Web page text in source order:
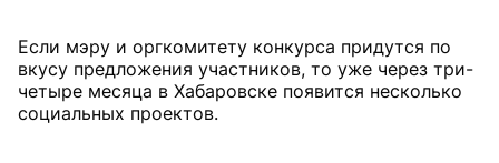
Если мэру и оргкомитету конкурса придутся по
вкусу предложения участников, то уже через три-
четыре месяца в Хабаровске появится несколько
социальных проектов.